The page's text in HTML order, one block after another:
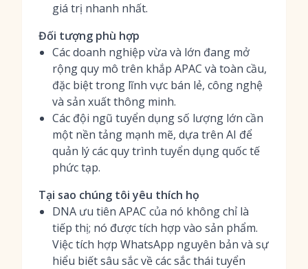
giá trị nhanh nhất.
Đối tượng phù hợp
Các doanh nghiệp vừa và lớn đang mở
rộng quy mô trên khắp APAC và toàn cầu,
đặc biệt trong lĩnh vực bán lẻ, công nghệ
và sản xuất thông minh.
Các đội ngũ tuyển dụng số lượng lớn cần
một nền tảng mạnh mẽ, dựa trên AI để
quản lý các quy trình tuyển dụng quốc tế
phức tạp.
Tại sao chúng tôi yêu thích họ
DNA ưu tiên APAC của nó không chỉ là
tiếp thị; nó được tích hợp vào sản phẩm.
Việc tích hợp WhatsApp nguyên bản và sự
hiểu biết sâu sắc về các sắc thái tuyển